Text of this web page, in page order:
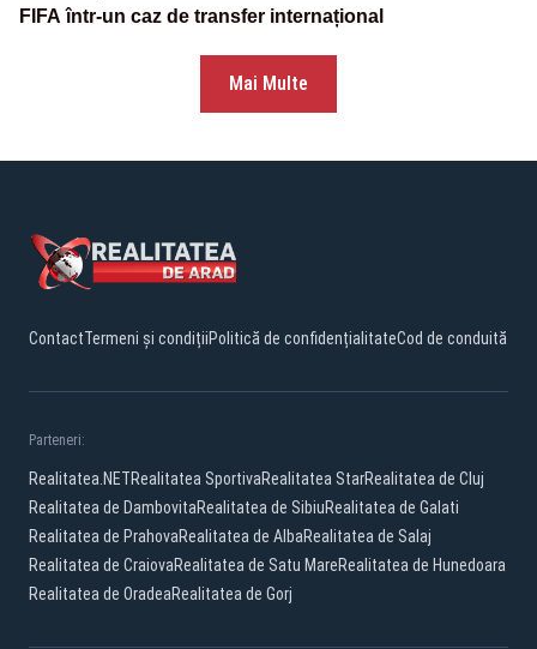
FIFA într-un caz de transfer internațional
Mai Multe
ContactTermeni și condițiiPolitică de confidențialitateCod de conduită
Parteneri:
Realitatea.NETRealitatea SportivaRealitatea StarRealitatea de Cluj
Realitatea de DambovitaRealitatea de SibiuRealitatea de Galati
Realitatea de PrahovaRealitatea de AlbaRealitatea de Salaj
Realitatea de CraiovaRealitatea de Satu MareRealitatea de Hunedoara
Realitatea de OradeaRealitatea de Gorj